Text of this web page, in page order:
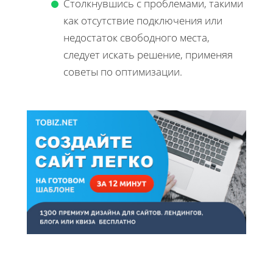
Столкнувшись с проблемами, такими
как отсутствие подключения или
недостаток свободного места,
следует искать решение, применяя
советы по оптимизации.